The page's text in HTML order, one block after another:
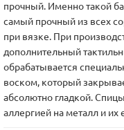
прочный. Именно такой
самый прочный из всех
при вязке. При
дополнительный
обрабатывается
воском, который
абсолютно гладкой.
аллергией на металл и